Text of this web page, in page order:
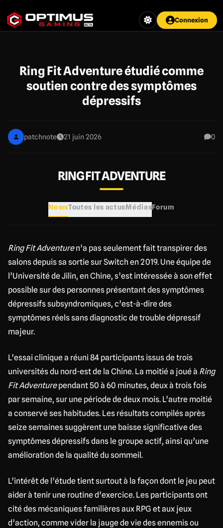
au
contenu
Connexion
Ring Fit Adventure étudié comme
soutien contre des symptômes
dépressifs
patchnote 21 juin 2026 0
RING FIT ADVENTURE
NewsToutes les actusMédiasForum
Ring Fit Adventuren’a pas seulement fait transpirer des
salons depuis sa sortie sur Switch en 2019. Une équipe de
l’Université de Jilin, en Chine, s’est intéressée à son effet
possible sur des personnes présentant des symptômes
dépressifs subsyndromiques, c’est-à-dire des
symptômes réels sans diagnostic de trouble dépressif
majeur.
L’essai clinique a réuni 84 participants issus de trois
universités du nord-est de la Chine. La moitié a joué à Ring
Fit Adventurependant 50 à 60 minutes, deux à trois fois
par semaine, sur une période de deux mois. L’autre moitié
a conservé ses habitudes. Les résultats compilés après
seize semaines suggèrent une baisse significative des
symptômes dépressifs dans le groupe actif, ainsi qu’une
amélioration de la qualité du sommeil.
L’intérêt de l’étude tient surtout à la façon dont le jeu peut
aider à tenir une routine d’exercice. Les participants ont
cité des mécaniques familières aux RPG et aux jeux
d’action, comme vider la jauge de vie des ennemis ou